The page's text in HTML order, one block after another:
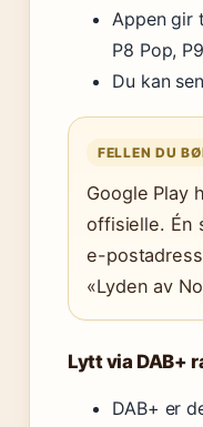
Appen gir
P8 Pop,
Du kan
FELLEN DU
Google Play
offisielle. Én
e-
«Lyden av
Lytt via DAB+
DAB+ er